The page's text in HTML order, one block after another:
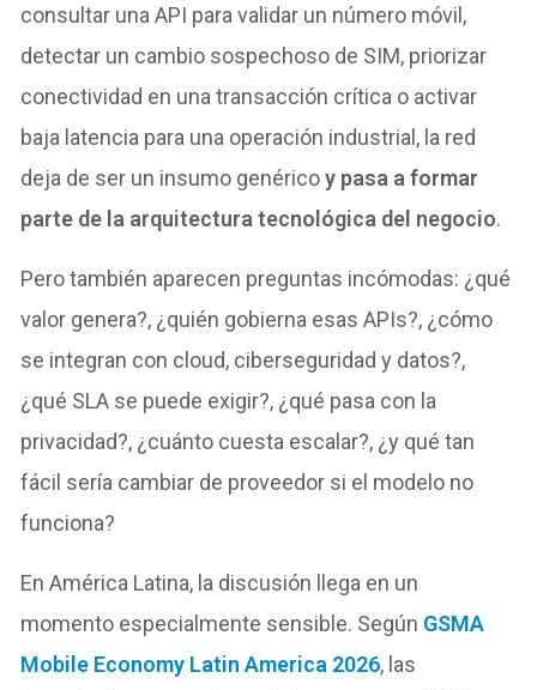
consultar una API para validar un número móvil,
detectar un cambio sospechoso de SIM, priorizar
conectividad en una transacción crítica o activar
baja latencia para una operación industrial, la red
deja de ser un insumo genéricoy pasa a formar
parte de la arquitectura tecnológica del negocio.
Pero también aparecen preguntas incómodas: ¿qué
valor genera?, ¿quién gobierna esas APIs?, ¿cómo
se integran con cloud, ciberseguridad y datos?,
¿qué SLA se puede exigir?, ¿qué pasa con la
privacidad?, ¿cuánto cuesta escalar?, ¿y qué tan
fácil sería cambiar de proveedor si el modelo no
funciona?
En América Latina, la discusión llega en un
momento especialmente sensible. Según GSMA
Mobile Economy Latin America 2026, las